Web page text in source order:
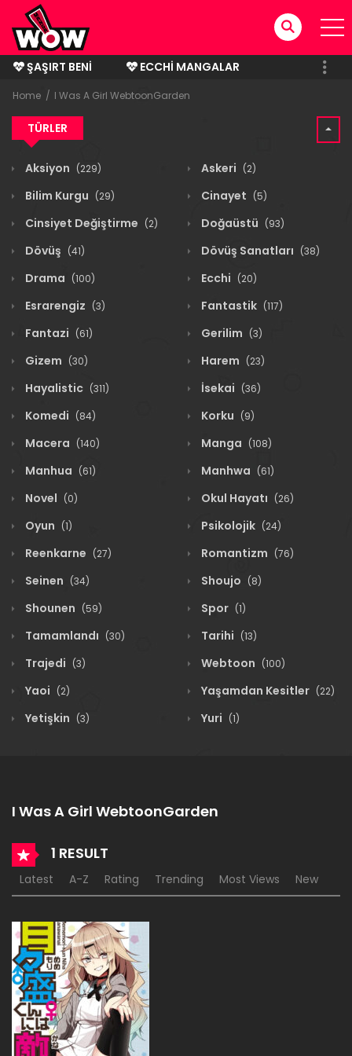
ŞAŞIRT BENI
ECCHI MANGALAR
BITMIŞ MANGALAR
Home I Was A Girl WebtoonGarden
TÜRLER
Aksiyon (229) Askeri (2)
Bilim Kurgu (29) Cinayet (5)
Cinsiyet Değiştirme (2) Doğaüstü (93)
Dövüş (41) Dövüş Sanatları (38)
Drama (100) Ecchi (20)
Esrarengiz (3) Fantastik (117)
Fantazi (61) Gerilim (3)
Gizem (30) Harem (23)
Hayalistic (311) İsekai (36)
Komedi (84) Korku (9)
Macera (140) Manga (108)
Manhua (61) Manhwa (61)
Novel (0) Okul Hayatı (26)
Oyun (1) Psikolojik (24)
Reenkarne (27) Romantizm (76)
Seinen (34) Shoujo (8)
Shounen (59) Spor (1)
Tamamlandı (30) Tarihi (13)
Trajedi (3) Webtoon (100)
Yaoi (2) Yaşamdan Kesitler (22)
Yetişkin (3) Yuri (1)
I Was A Girl WebtoonGarden
1 RESULT
Latest A-Z Rating Trending Most Views New